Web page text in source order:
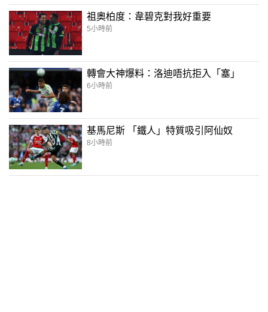
祖奧柏度：韋碧克對我好重要
5小時前
轉會大神爆料：洛迪唔抗拒入「塞」
6小時前
基馬尼斯 「鐵人」特質吸引阿仙奴
8小時前